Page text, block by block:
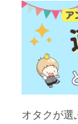
オタクが選